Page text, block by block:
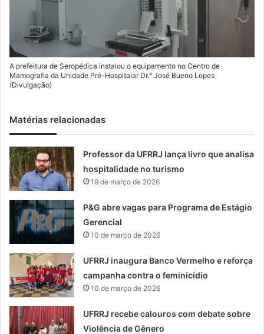
A prefeitura de Seropédica instalou o equipamento no Centro de
Mamografia da Unidade Pré-Hospitalar Dr.° José Bueno Lopes
(Divulgação)
Matérias relacionadas
Professor da UFRRJ lança livro que analisa
hospitalidade no turismo
19 de março de 2026
P&G abre vagas para Programa de Estágio
Gerencial
10 de março de 2026
UFRRJ inaugura Banco Vermelho e reforça
campanha contra o feminicídio
10 de março de 2026
UFRRJ recebe calouros com debate sobre
Violência de Gênero